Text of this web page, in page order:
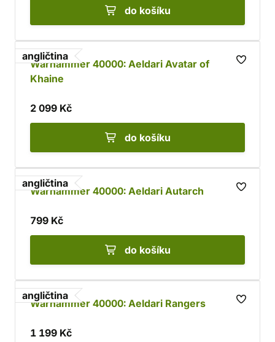
do košíku
angličtina
Warhammer 40000: Aeldari Avatar of
Khaine
2 099 Kč
do košíku
angličtina
Warhammer 40000: Aeldari Autarch
799 Kč
do košíku
angličtina
Warhammer 40000: Aeldari Rangers
1 199 Kč